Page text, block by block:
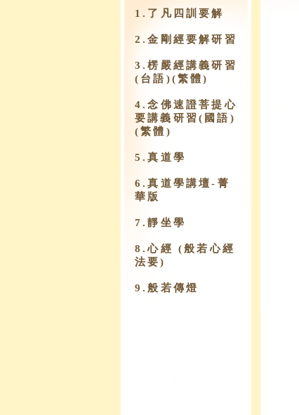
1.了凡四訓要解
2.金剛經要解研習
3.楞嚴經講義研習
(台語)(繁體)
4.念佛速證菩提心
要講義研習(國語)
(繁體)
5.真道學
6.真道學講壇-菁
華版
7.靜坐學
8.心經 (般若心經
法要)
9.​般若傳燈